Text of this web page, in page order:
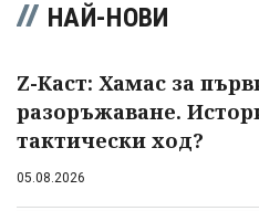
НАЙ-НОВИ
Z-Каст: Хамас за
разоръжаване.
тактически ход?
05.08.2026